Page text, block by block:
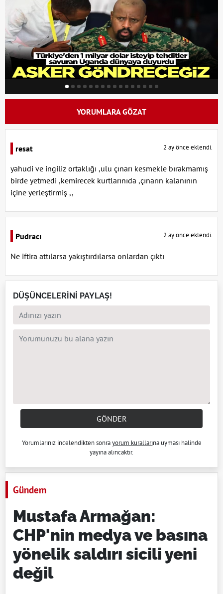
YORUMLARA GÖZAT
resat 2 ay önce eklendi.
yahudi ve ingiliz ortaklığı ,ulu çınarı kesmekle bırakmamış
birde yetmedi ,kemirecek kurtlarınıda ,çınarın kalanının
içine yerleştirmiş ,,
Pudracı 2 ay önce eklendi.
Ne iftira attılarsa yakıştırdılarsa onlardan çıktı
DÜŞÜNCELERİNİ PAYLAŞ!
GÖNDER
Yorumlarınız incelendikten sonrayorum kurallarına uyması halinde
yayına alıncaktır.
Gündem
Mustafa Armağan:
CHP'nin medya ve basına
yönelik saldırı sicili yeni
değil